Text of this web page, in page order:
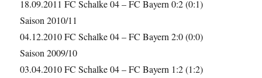
18.09.2011 FC Schalke 04 – FC Bayern 0:2 (0:1)
Saison 2010/11
04.12.2010 FC Schalke 04 – FC Bayern 2:0 (0:0)
Saison 2009/10
03.04.2010 FC Schalke 04 – FC Bayern 1:2 (1:2)